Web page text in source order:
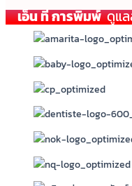
เอ็น ที การพิมพ์ดูแล